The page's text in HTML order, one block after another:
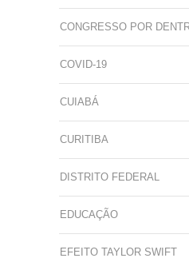
CONGRESSO POR
COVID-19
CUIABÁ
CURITIBA
DISTRITO FEDERAL
EDUCAÇÃO
EFEITO TAYLOR SWIFT